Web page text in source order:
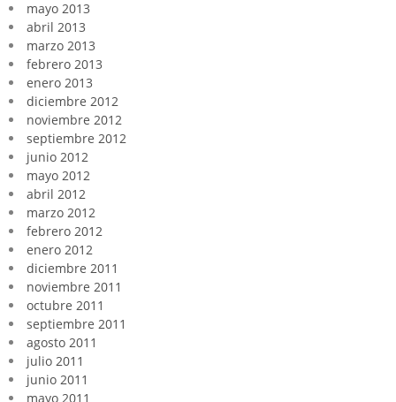
mayo 2013
abril 2013
marzo 2013
febrero 2013
enero 2013
diciembre 2012
noviembre 2012
septiembre 2012
junio 2012
mayo 2012
abril 2012
marzo 2012
febrero 2012
enero 2012
diciembre 2011
noviembre 2011
octubre 2011
septiembre 2011
agosto 2011
julio 2011
junio 2011
mayo 2011